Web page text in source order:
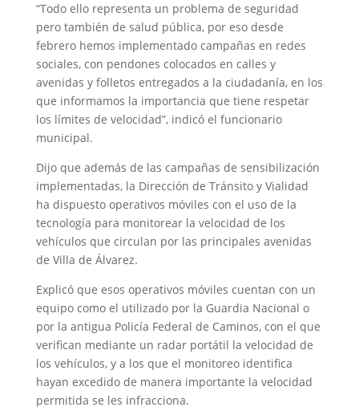
“Todo ello representa un problema de seguridad
pero también de salud pública, por eso desde
febrero hemos implementado campañas en redes
sociales, con pendones colocados en calles y
avenidas y folletos entregados a la ciudadanía, en los
que informamos la importancia que tiene respetar
los límites de velocidad”, indicó el funcionario
municipal.
Dijo que además de las campañas de sensibilización
implementadas, la Dirección de Tránsito y Vialidad
ha dispuesto operativos móviles con el uso de la
tecnología para monitorear la velocidad de los
vehículos que circulan por las principales avenidas
de Villa de Álvarez.
Explicó que esos operativos móviles cuentan con un
equipo como el utilizado por la Guardia Nacional o
por la antigua Policía Federal de Caminos, con el que
verifican mediante un radar portátil la velocidad de
los vehículos, y a los que el monitoreo identifica
hayan excedido de manera importante la velocidad
permitida se les infracciona.